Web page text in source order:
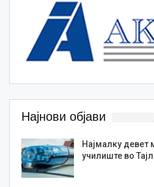
Најнови објави
Најмалку девет
училиште во